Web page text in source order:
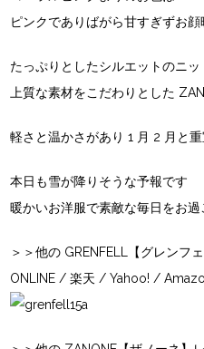
ピンクでありばがら甘すぎずお顔
たっぷりとしたシルエットのニッ
上質な素材をこだわりとした
軽さと温かさがあり 1 月 2 月と
本日も雪が降りそうな予報です
暖かいお洋服で素敵な毎日をお
＞＞他の GRENFELL【グレンフ
ONLINE /楽天 /Yahoo! /